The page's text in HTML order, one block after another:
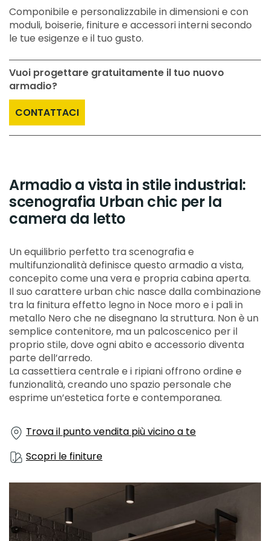
Componibile e personalizzabile in dimensioni e con
moduli, boiserie, finiture e accessori interni secondo
le tue esigenze e il tuo gusto.
Vuoi progettare gratuitamente il tuo nuovo
armadio?
CONTATTACI
Armadio a vista in stile industrial:
scenografia Urban chic per la
camera da letto
Un equilibrio perfetto tra scenografia e
multifunzionalità definisce questo armadio a vista,
concepito come una vera e propria cabina aperta.
Il suo carattere urban chic nasce dalla combinazione
tra la finitura effetto legno in Noce moro e i pali in
metallo Nero che ne disegnano la struttura. Non è un
semplice contenitore, ma un palcoscenico per il
proprio stile, dove ogni abito e accessorio diventa
parte dell’arredo.
La cassettiera centrale e i ripiani offrono ordine e
funzionalità, creando uno spazio personale che
esprime un’estetica forte e contemporanea.
Trova il punto vendita più vicino a te
Scopri le finiture